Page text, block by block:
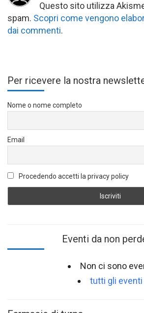
Questo sito utilizza
spam. Scopri come vengono
dai commenti.
Per ricevere la nostra
Nome o nome completo
Email
Procedendo accetti la privacy policy
Eventi da non
Non ci sono
tutti gli eventi